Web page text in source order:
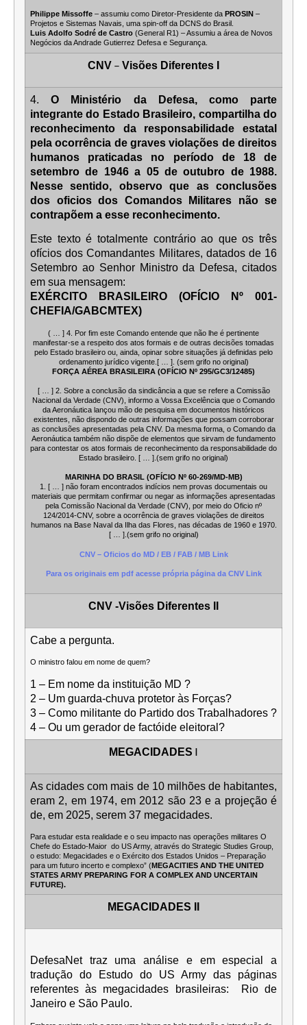
Philippe Missoffe – assumiu como Diretor-Presidente da PROSIN –
Projetos e Sistemas Navais, uma spin-off da DCNS do Brasil.
Luis Adolfo Sodré de Castro (General R1) – Assumiu a área de Novos
Negócios da Andrade Gutierrez Defesa e Segurança.
CNV – Visões Diferentes I
4.O Ministério da Defesa, como parte
integrante do Estado Brasileiro, compartilha do
reconhecimento da responsabilidade estatal
pela ocorrência de graves violações de direitos
humanos praticadas no período de 18 de
setembro de 1946 a 05 de outubro de 1988.
Nesse sentido, observo que as conclusões
dos oficios dos Comandos Militares não se
contrapõem a esse reconhecimento.
Este texto é totalmente contrário ao que os três
ofícios dos Comandantes Militares, datados de 16
Setembro ao Senhor Ministro da Defesa, citados
em sua mensagem:
EXÉRCITO BRASILEIRO (OFÍCIO Nº 001-
CHEFIA/GABCMTEX)
( … ] 4. Por fim este Comando entende que não lhe é pertinente
manifestar-se a respeito dos atos formais e de outras decisões tomadas
pelo Estado brasileiro ou, ainda, opinar sobre situações já definidas pelo
ordenamento jurídico vigente.[ … ]. (sem grifo no original)
FORÇA AÉREA BRASILEIRA (OFÍCIO Nº 295/GC3/12485)
[ … ] 2. Sobre a conclusão da sindicância a que se refere a Comissão
Nacional da Verdade (CNV), informo a Vossa Excelência que o Comando
da Aeronáutica lançou mão de pesquisa em documentos históricos
existentes, não dispondo de outras informações que possam corroborar
as conclusões apresentadas pela CNV. Da mesma forma, o Comando da
Aeronáutica também não dispõe de elementos que sirvam de fundamento
para contestar os atos formais de reconhecimento da responsabilidade do
Estado brasileiro. [ … ].(sem grifo no original)
MARINHA DO BRASIL (OFÍCIO Nº 60-269/MD-MB)
1. [ … ] não foram encontrados indícios nem provas documentais ou
materiais que permitam confirmar ou negar as informações apresentadas
pela Comissão Nacional da Verdade (CNV), por meio do Oficio nº
124/2014-CNV, sobre a ocorrência de graves violações de direitos
humanos na Base Naval da Ilha das Flores, nas décadas de 1960 e 1970.
[ … ].(sem grifo no original)
CNV – Oficios do MD / EB / FAB / MB Link
Para os originais em pdf acesse própria página da CNV Link
CNV -Visões Diferentes II
Cabe a pergunta.
O ministro falou em nome de quem?
1 – Em nome da instituição MD ?
2 – Um guarda-chuva protetor às Forças?
3 – Como militante do Partido dos Trabalhadores ?
4 – Ou um gerador de factóide eleitoral?
MEGACIDADES I
As cidades com mais de 10 milhões de habitantes,
eram 2, em 1974, em 2012 são 23 e a projeção é
de, em 2025, serem 37 megacidades.
Para estudar esta realidade e o seu impacto nas operações militares O
Chefe do Estado-Maior do US Army, através do Strategic Studies Group,
o estudo: Megacidades e o Exército dos Estados Unidos – Preparação
para um futuro incerto e complexo” (MEGACITIES AND THE UNITED
STATES ARMY PREPARING FOR A COMPLEX AND UNCERTAIN
FUTURE).
MEGACIDADES II
DefesaNet traz uma análise e em especial a
tradução do Estudo do US Army das páginas
referentes às megacidades brasileiras: Rio de
Janeiro e São Paulo.